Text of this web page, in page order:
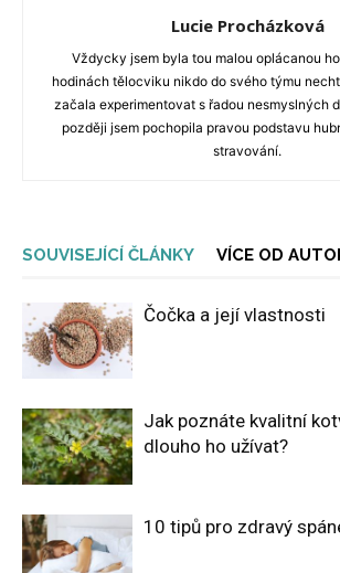
Lucie Procházková
Vždycky jsem byla tou malou oplácanou
hodinách tělocviku nikdo do svého týmu
začala experimentovat s řadou nesmyslných
později jsem pochopila pravou podstavu
stravování.
SOUVISEJÍCÍ ČLÁNKY VÍCE OD
Čočka a její vlastnosti
Jak poznáte kvalitní
dlouho ho užívat?
10 tipů pro zdravý